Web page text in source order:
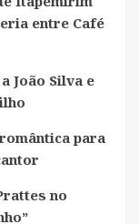
entre Café
João Silva e
para
no